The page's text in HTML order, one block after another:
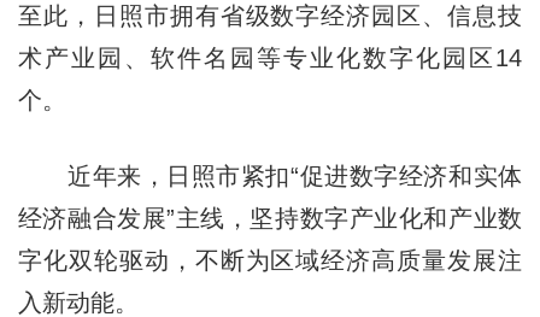
至此，日照市拥有省级数字经济园区、信息技
术产业园、软件名园等专业化数字化园区14
个。
近年来，日照市紧扣“促进数字经济和实体
经济融合发展”主线，坚持数字产业化和产业数
字化双轮驱动，不断为区域经济高质量发展注
入新动能。